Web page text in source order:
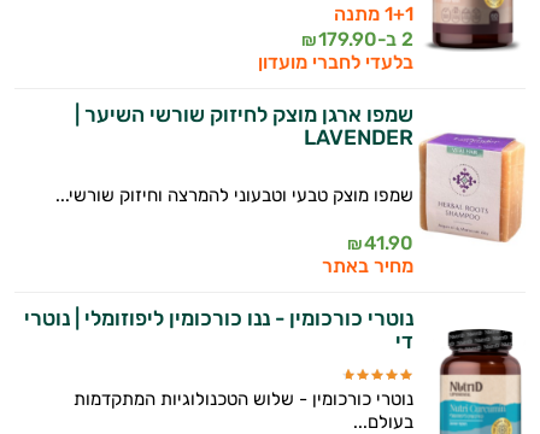
1+1 מתנה
2 ב-
179.90
₪
בלעדי לחברי מועדון
שמפו ארגן מוצק לחיזוק שורשי השיער |
LAVENDER
שמפו מוצק טבעי וטבעוני להמרצה וחיזוק שורשי...
41.90
₪
מחיר באתר
נוטרי כורכומין - ננו כורכומין ליפוזומלי | נוטרי
די
נוטרי כורכומין - שלוש הטכנולוגיות המתקדמות
בעולם...